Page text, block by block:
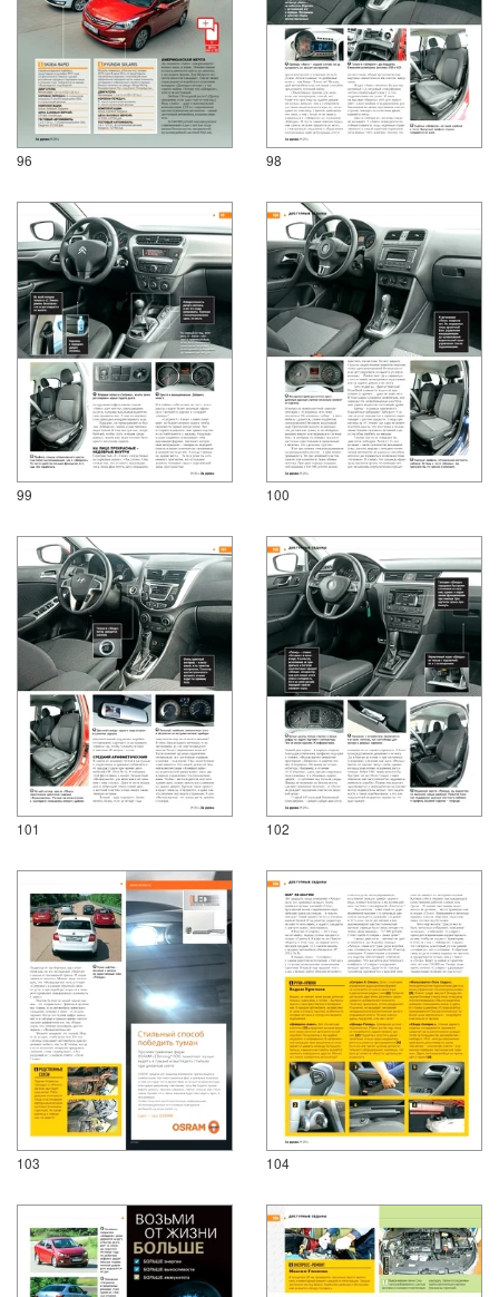
96 98
99 100
101 102
103 104